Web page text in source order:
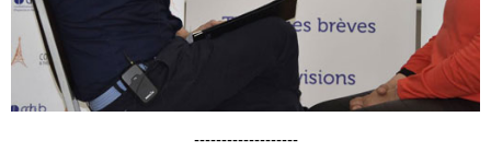
-------------------